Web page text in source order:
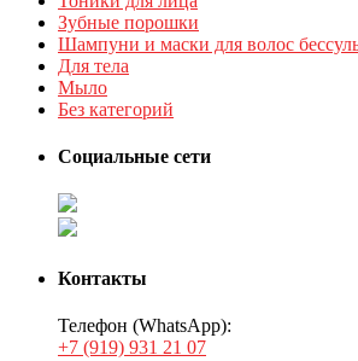
Зубные порошки
Шампуни и маски для волос
Для тела
Мыло
Без категорий
Социальные сети
Контакты
Телефон (WhatsApp):
+7 (919) 931 21 07